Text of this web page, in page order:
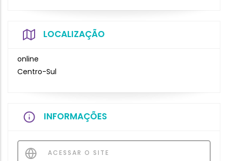
LOCALIZAÇÃO
online
Centro-Sul
INFORMAÇÕES
ACESSAR O SITE